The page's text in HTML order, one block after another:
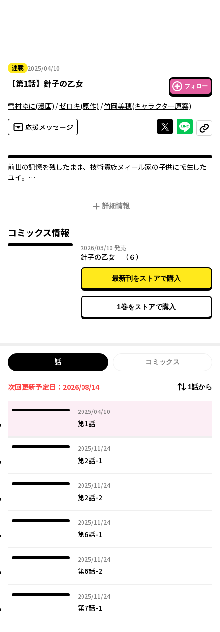
連載 2025/04/10
2025年04月10日
【第1話】 針子の乙女 フォロー
雪村ゆに(漫画) /ゼロキ(原作) /竹岡美穂(キャラクター原案)
応援メッセージ Xで投稿する
ライン
コピー
前世の記憶を残したまま、技術貴族ヌィール家の子供に転生した
ユイ。
そんな折、心優しき貴族カロスティーラ・ロダンに「針子」とし
ロダンに感謝の気持ちを込めてヌィール家で見せなかった『加護
縫い』で匂い袋をプレゼントする。
ユイがこれまで対話してきた『精霊』の力も加わり、匂い袋は国
宝級の代物に仕上がってしまい、ユイの人生は更なる転機を迎え
「小説家になろう」で人気の話題作が完全コミック化！
詳細情報
コミックス情報
2026/03/10 2026年03月10日
発売
針子の乙女 （６）
最新刊をストアで購入
1巻をストアで購入
話 コミックス
次回更新予定日：2026/08/14 1話から
2025/04/10
2025年04月10日
第1話
2025/11/24
2025年11月24日
第2話-1
2025/11/24
2025年11月24日
第2話-2
2025/11/24
2025年11月24日
第6話-1
2025/11/24
2025年11月24日
第6話-2
2025/11/24
2025年11月24日
第7話-1